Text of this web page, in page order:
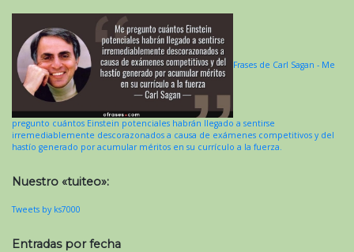
Frases de Carl Sagan - Me
pregunto cuántos Einstein potenciales habrán llegado a sentirse
irremediablemente descorazonados a causa de exámenes competitivos y del
hastío generado por acumular méritos en su currículo a la fuerza.
Nuestro «tuiteo»:
Tweets by ks7000
Entradas por fecha